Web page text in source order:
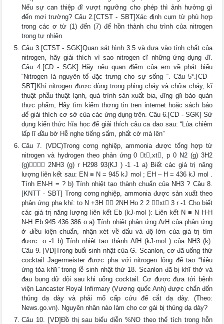
Nếu sự can thiệp đĩ vượt ngưỡng cho phép thì ảnh hưởng gì
đến mơi trường? Câu 2.[CTST - SBT]Xác định cụm từ phù hợp
trong các ơ từ (1) đến (7) để hồn thành chu trình của nitrogen
trong tự nhiên
Câu 3.[CTST - SGK]Quan sát hình 3.5 và dựa vào tính chất của
nitrogen, hãy giải thích vì sao nitrogen cĩ những ứng dụng đĩ.
Câu 4.[CD - SGK] Hãy nêu quan điểm của em về phát biểu
“Nitrogen là nguyên tố đặc trưng cho sự sống “. Câu 5*.[CD -
SBT]Khí nitrogen được dùng trong phịng cháy và chữa cháy, kĩ
thuật phẫu thuật lạnh, quá trình sản xuất bia, đĩng gĩi bảo quản
thực phẩm, Hãy tìm kiếm thơng tin tren internet hoặc sách báo
để giải thích cơ sở của các ứng dụng trên. Câu 6.[CD - SGK] Sử
dụng kiến thức hĩa học để giải thích câu ca dao sau: “Lúa chiêm
lấp lĩ đầu bờ Hễ nghe tiếng sấm, phất cờ mà lên”
Câu 7. (VDC)Trong cơng nghiệp, ammonia được tổng hợp từ
nitrogen và hydrogen theo phản ứng 0 t,xt, p 0 N2 (g) 3H2
(g) 2NH3 (g) r H298 93(KJ ) -1 -1 a) Biết các giá trị năng
lượng liên kết sau: EN ≡ N = 945 kJ mol ; EH – H = 436 kJ mol .
Tính EN-H = ? b) Tính nhiệt tạo thành chuẩn của NH3 ? Câu 8.
[KNTT - SBT] Trong cơng nghiệp, ammonia được sản xuất theo
phản ứng pha khí: to N +3H  2NH Ho 2 2 xt 3 r -1 Cho biết
các giá trị năng lượng liên kết Eb (kJ·mol ): Liên kết N ≡ N H-H
N-H Eb 945 436 386 o a) Tính nhiệt phản ứng ΔrH của phản ứng
ở điều kiện chuẩn, nhận xét về dấu và độ lớn của giá trị tìm
được. o -1 b) Tính nhiệt tạo thành ΔfH (kJ·mol ) của NH3 (k).
Câu 9. [VD]Trong buổi sinh nhật của G. Scanlon, cơ đã uống thứ
cocktail Jagermeister được pha với nitrogen lỏng để tạo “hiệu
ứng tỏa khĩi” trong lễ sinh nhật thứ 18. Scanlon đã bị khĩ thở và
đau bụng dữ dội sau khi uống cocktail. Cơ được đưa tới bệnh
viện Lancaster Royal Infirmary (Vương quốc Anh) được chẩn đốn
thủng dạ dày và phải mổ cấp cứu để cắt dạ dày. (Theo:
News.go.vn). Nguyên nhân nào làm cho cơ gái bị thủng dạ dày?
Câu 10. [VD]Đồ thị sau biểu diễn %NO theo thể tích trong hỗn